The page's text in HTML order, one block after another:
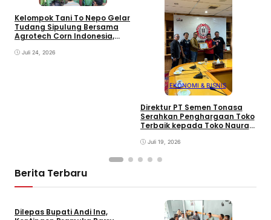
Kelompok Tani To Nepo Gelar
Tudang Sipulung Bersama
Agrotech Corn Indonesia,
Petani Sejahtera
Juli 24, 2026
EKONOMI & BISNIS
Direktur PT Semen Tonasa
Serahkan Penghargaan Toko
Terbaik kepada Toko Naurah
Juli 19, 2026
Berita Terbaru
Dilepas Bupati Andi Ina,